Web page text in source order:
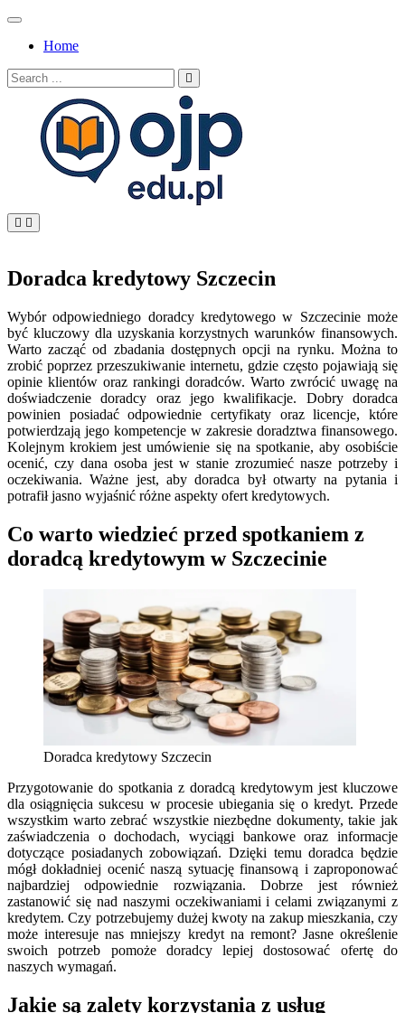
Skip
contentHome
Search
for:
Doradca kredytowy Szczecin
Wybór odpowiedniego doradcy kredytowego w Szczecinie może
być kluczowy dla uzyskania korzystnych warunków finansowych.
Warto zacząć od zbadania dostępnych opcji na rynku. Można to
zrobić poprzez przeszukiwanie internetu, gdzie często pojawiają się
opinie klientów oraz rankingi doradców. Warto zwrócić uwagę na
doświadczenie doradcy oraz jego kwalifikacje. Dobry doradca
powinien posiadać odpowiednie certyfikaty oraz licencje, które
potwierdzają jego kompetencje w zakresie doradztwa finansowego.
Kolejnym krokiem jest umówienie się na spotkanie, aby osobiście
ocenić, czy dana osoba jest w stanie zrozumieć nasze potrzeby i
oczekiwania. Ważne jest, aby doradca był otwarty na pytania i
potrafił jasno wyjaśnić różne aspekty ofert kredytowych.
Co warto wiedzieć przed spotkaniem z
doradcą kredytowym w Szczecinie
Doradca kredytowy Szczecin
Przygotowanie do spotkania z doradcą kredytowym jest kluczowe
dla osiągnięcia sukcesu w procesie ubiegania się o kredyt. Przede
wszystkim warto zebrać wszystkie niezbędne dokumenty, takie jak
zaświadczenia o dochodach, wyciągi bankowe oraz informacje
dotyczące posiadanych zobowiązań. Dzięki temu doradca będzie
mógł dokładniej ocenić naszą sytuację finansową i zaproponować
najbardziej odpowiednie rozwiązania. Dobrze jest również
zastanowić się nad naszymi oczekiwaniami i celami związanymi z
kredytem. Czy potrzebujemy dużej kwoty na zakup mieszkania, czy
może interesuje nas mniejszy kredyt na remont? Jasne określenie
swoich potrzeb pomoże doradcy lepiej dostosować ofertę do
naszych wymagań.
Jakie są zalety korzystania z usług